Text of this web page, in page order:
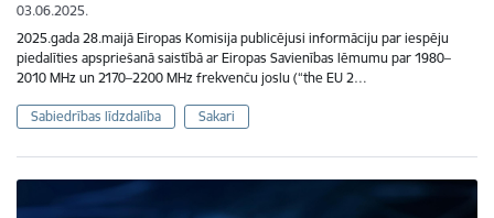
03.06.2025.
2025.gada 28.maijā Eiropas Komisija publicējusi informāciju par iespēju
piedalīties apspriešanā saistībā ar Eiropas Savienības lēmumu par 1980–
2010 MHz un 2170–2200 MHz frekvenču joslu (“the EU 2…
Sabiedrības līdzdalība Sakari